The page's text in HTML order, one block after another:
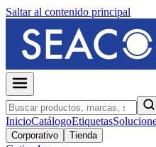
Saltar al contenido principal
InicioCatálogoEtiquetas
Corporativo Tienda